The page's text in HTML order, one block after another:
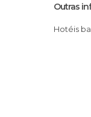
Outras
Hotéis